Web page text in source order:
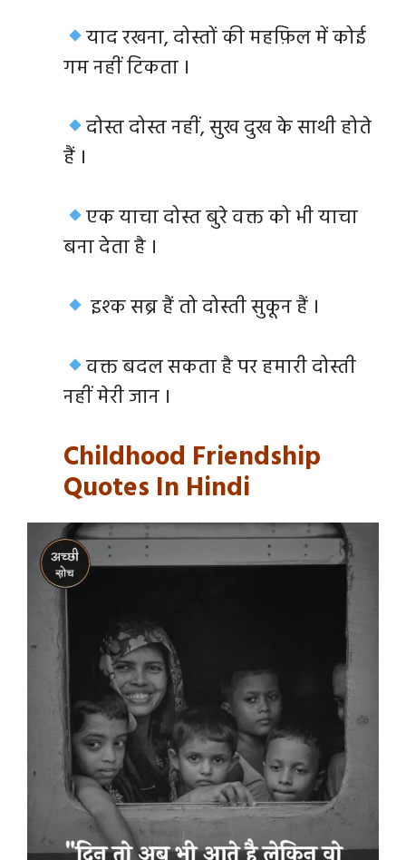
याद रखना, दोस्तों की महफ़िल में कोई
गम नहीं टिकता ।
दोस्त दोस्त नहीं, सुख दुख के साथी होते
हैं ।
एक याचा दोस्त बुरे वक्त को भी याचा
बना देता है ।
इश्क सब्र हैं तो दोस्ती सुकून हैं ।
वक्त बदल सकता है पर हमारी दोस्ती
नहीं मेरी जान ।
Childhood Friendship
Quotes In Hindi